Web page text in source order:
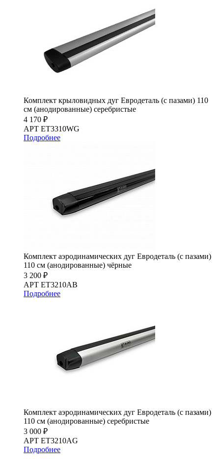
Комплект крыловидных дуг Евродеталь (с пазами) 110
см (анодированные) серебристые
4 170 ₽
АРТ ET3310WG
Подробнее
Комплект аэродинамических дуг Евродеталь (с пазами)
110 см (анодированные) чёрные
3 200 ₽
АРТ ET3210AB
Подробнее
Комплект аэродинамических дуг Евродеталь (с пазами)
110 см (анодированные) серебристые
3 000 ₽
АРТ ET3210AG
Подробнее